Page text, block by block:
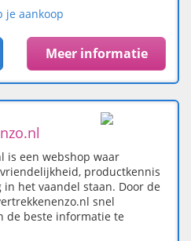
je aankoop
Meer informatie
is een webshop waar
productkennis
het vaandel staan. Door de
snel
de beste informatie te